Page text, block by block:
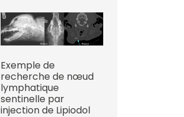
Exemple de
recherche de nœud
lymphatique
sentinelle par
injection de Lipiodol